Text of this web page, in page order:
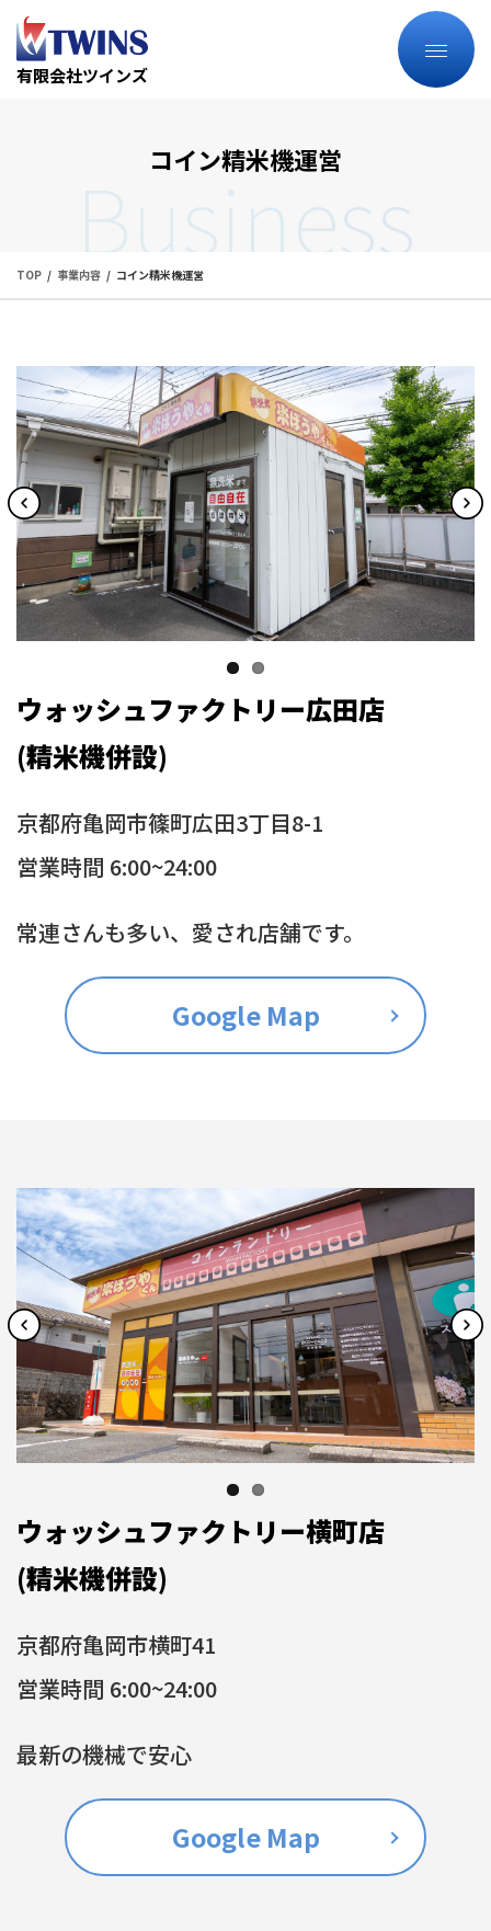
有限会社ツインズ
コイン精米機運営
Business
TOP 事業内容 コイン精米機運営
ウォッシュファクトリー広田店
(精米機併設)
京都府亀岡市篠町広田3丁目8-1
営業時間 6:00~24:00
常連さんも多い、愛され店舗です。
Google Map
ウォッシュファクトリー横町店
(精米機併設)
京都府亀岡市横町41
営業時間 6:00~24:00
最新の機械で安心
Google Map